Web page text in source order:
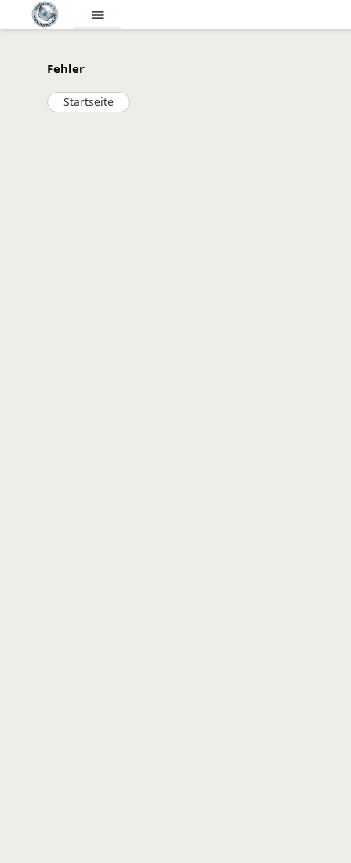
menu
Fehler
Startseite